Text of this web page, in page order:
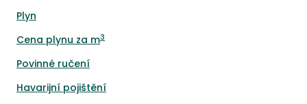
Plyn
Cena plynu za m3
Povinné ručení
Havarijní pojištění